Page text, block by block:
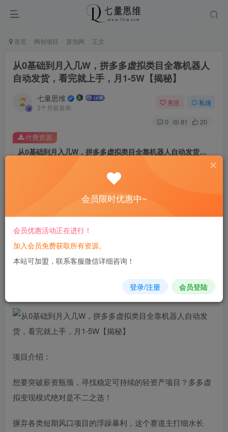
首页 网创项目 冒泡网 正文
从0基础到月入几W，拼多多虚拟类目全靠机器人
自动发货，看完就上手，月1-5W【揭秘】
七量思维
2个月前发布
关注 私信
0 81 20
从0基础到月入几W，拼多多虚拟类目全靠机器人自动发货，看完就上手，月1-5W【揭秘】
8.8
免费
您当前未登录！建议登陆后购买，可保存购买订单
付费资源
项目介绍：
想要突破薪资瓶颈，寻找稳定可持续的轻资产项目？多多虚
拟变现模式绝对是不二之选！
摒弃各类短期风口项目的浮躁暴利，这个赛道主打细水长
会员限时优惠中~
会员优惠活动正在进行！
加入会员免费获取所有资源。
本站可加盟，联系客服微信详细咨询！
登录/注册 会员登陆